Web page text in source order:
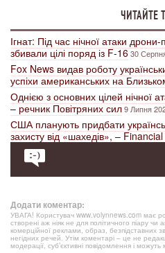
ЧИТАЙТЕ
Ігнат: Під час нічної атаки
збивали цілі поряд із F-1630
Fox News видав роботу
успіхи американських на
Однією з основних цілей нічної
– речник Повітряних сил9 Липня
США планують придбати
захисту від «шахедів», –
Додати коментар:
УВАГА! Користувач www.volynnews.com має
створені аж ніяк не для політичного піару чи
комерційної реклами, образ, безпідставних
негідних речей. Утім коментарі – це не
модерації, суб’єктивні повідомлення і